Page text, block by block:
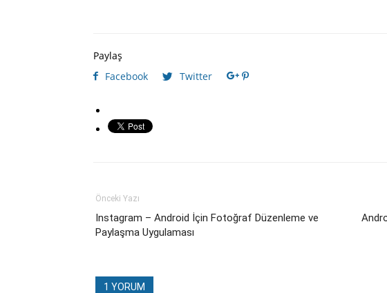
Paylaş
Facebook
Twitter
Önceki Yazı
Instagram – Android İçin Fotoğraf Düzenleme ve
Paylaşma Uygulaması
1 YORUM